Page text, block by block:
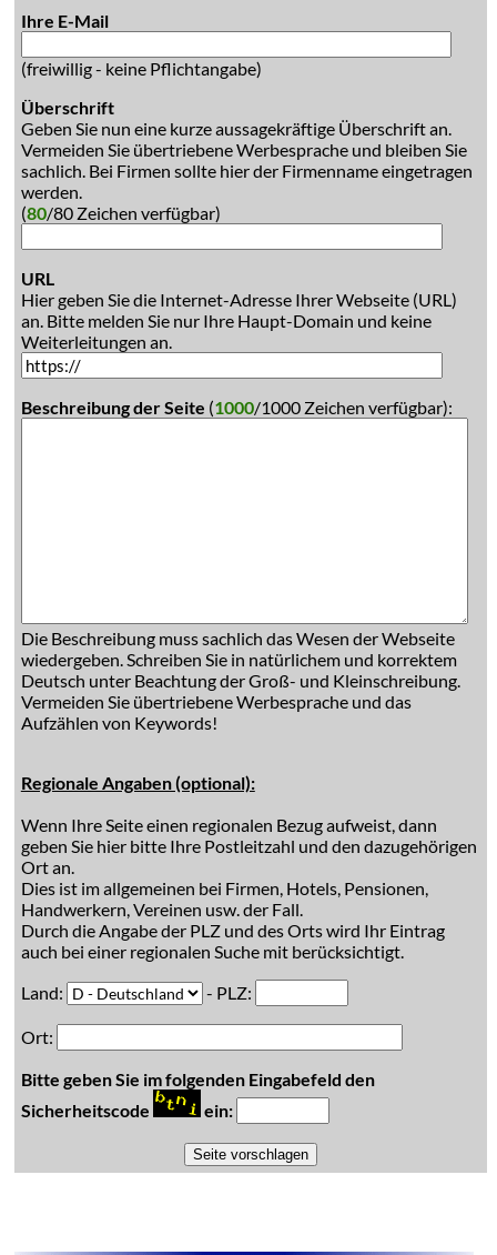
Ihre E-Mail
(freiwillig - keine Pflichtangabe)
Überschrift
Geben Sie nun eine kurze aussagekräftige Überschrift an.
Vermeiden Sie übertriebene Werbesprache und bleiben Sie
sachlich. Bei Firmen sollte hier der Firmenname eingetragen
werden.
(80/80 Zeichen verfügbar)
URL
Hier geben Sie die Internet-Adresse Ihrer Webseite (URL)
an. Bitte melden Sie nur Ihre Haupt-Domain und keine
Weiterleitungen an.
Beschreibung der Seite (1000/1000 Zeichen verfügbar):
Die Beschreibung muss sachlich das Wesen der Webseite
wiedergeben. Schreiben Sie in natürlichem und korrektem
Deutsch unter Beachtung der Groß- und Kleinschreibung.
Vermeiden Sie übertriebene Werbesprache und das
Aufzählen von Keywords!
Regionale Angaben (optional):
Wenn Ihre Seite einen regionalen Bezug aufweist, dann
geben Sie hier bitte Ihre Postleitzahl und den dazugehörigen
Ort an.
Dies ist im allgemeinen bei Firmen, Hotels, Pensionen,
Handwerkern, Vereinen usw. der Fall.
Durch die Angabe der PLZ und des Orts wird Ihr Eintrag
auch bei einer regionalen Suche mit berücksichtigt.
Land:
- PLZ:
Ort:
Bitte geben Sie im folgenden Eingabefeld den
Sicherheitscode
ein: